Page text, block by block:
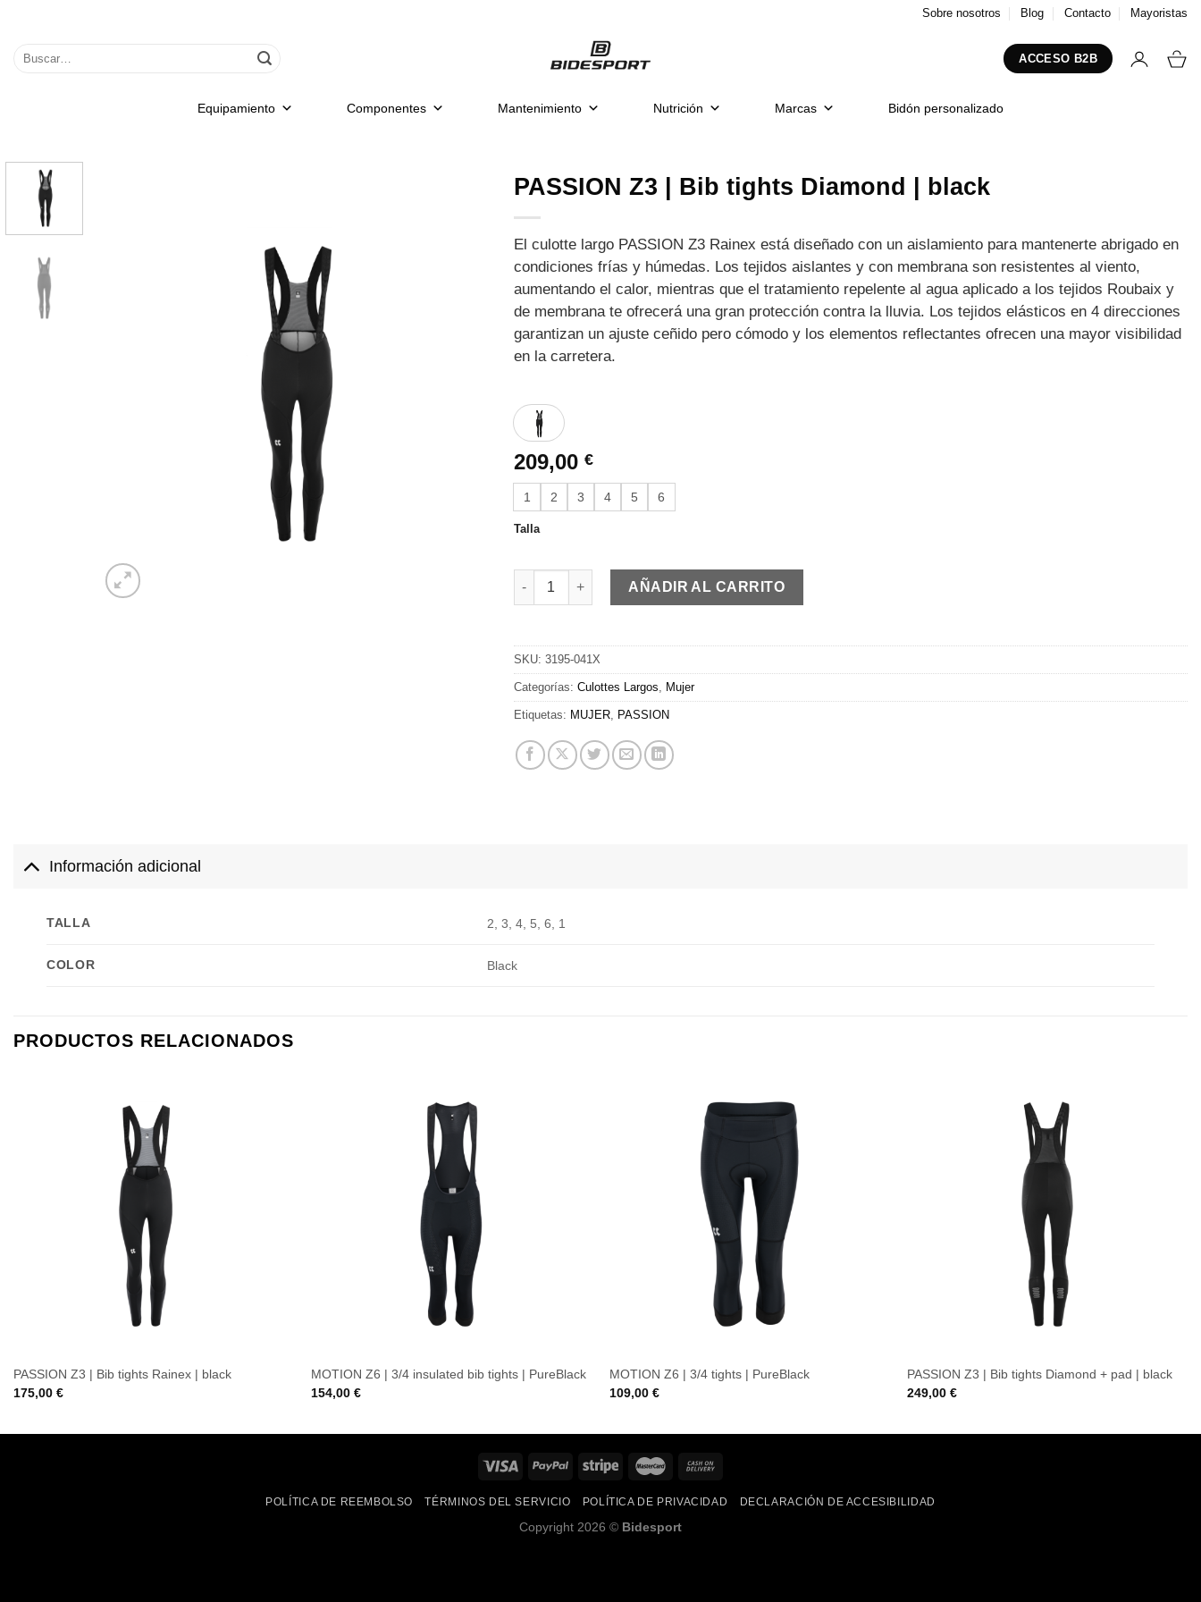
contenido
Sobre nosotros Blog Contacto Mayoristas
Buscar
ACCESO B2B
Equipamiento Componentes Mantenimiento Nutrición Marcas Bidón personalizado
PASSION Z3 | Bib tights Diamond | black
El culotte largo PASSION Z3 Rainex está diseñado con un aislamiento para mantenerte abrigado en
condiciones frías y húmedas. Los tejidos aislantes y con membrana son resistentes al viento,
aumentando el calor, mientras que el tratamiento repelente al agua aplicado a los tejidos Roubaix y
de membrana te ofrecerá una gran protección contra la lluvia. Los tejidos elásticos en 4 direcciones
garantizan un ajuste ceñido pero cómodo y los elementos reflectantes ofrecen una mayor visibilidad
en la carretera.
209,00 €
1 2 3 4 5 6
Talla
PASSION Z3 | Bib tights Diamond | black cantidad
AÑADIR AL CARRITO
SKU: 3195-041X
Categorías: Culottes Largos Mujer
Etiquetas: MUJER PASSION
Información adicional
TALLA 2, 3, 4, 5, 6, 1
COLOR Black
PRODUCTOS RELACIONADOS
PASSION Z3 | Bib tights Rainex | black
175,00 €
MOTION Z6 | 3/4 insulated bib tights | PureBlack
154,00€
MOTION Z6 | 3/4 tights | PureBlack
109,00 €
PASSION Z3 | Bib tights Diamond + pad | black
249,00€
POLÍTICA DE REEMBOLSO TÉRMINOS DEL SERVICIO POLÍTICA DE PRIVACIDAD DECLARACIÓN DE ACCESIBILIDAD
Copyright 2026 © Bidesport